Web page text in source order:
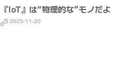
『IoT』は“物理的な”モノだよ
0 2025-11-20